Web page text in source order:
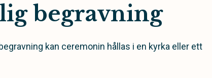
begravning
kan ceremonin hållas i en kyrka eller ett